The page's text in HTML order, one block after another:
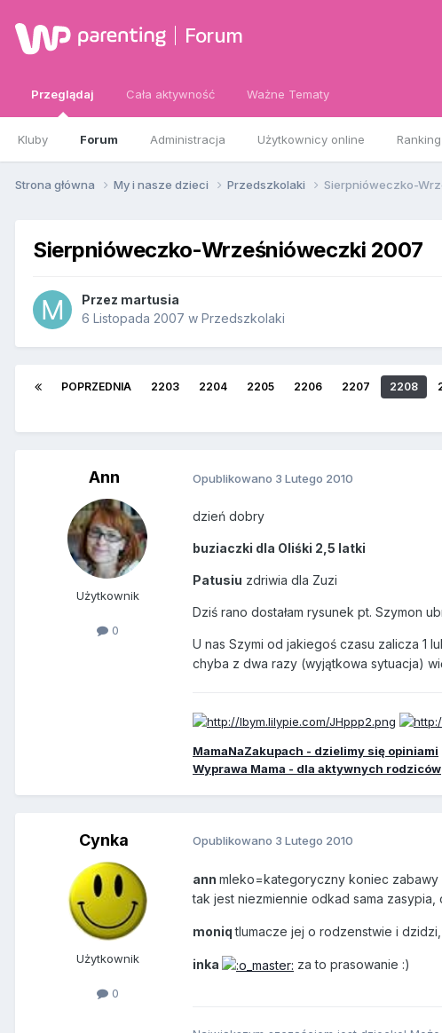
Forum
Przeglądaj
Kluby Forum Administracja Użytkownicy online Ranking
Cała aktywność Ważne Tematy
Strona główna My i nasze dzieci Przedszkolaki Sierpnióweczko-
Sierpnióweczko-Wrześnióweczki 2007
Przez martusia
6 Listopada 2007 w Przedszkolaki
POPRZEDNIA 2203 2204 2205 2206 2207 2208
Ann
Użytkownik
0
Opublikowano 3 Lutego 2010
dzień dobry
buziaczki dla Oliśki 2,5 latki
Patusiu zdriwia dla Zuzi
Dziś rano dostałam rysunek pt. Szymon
U nas Szymi od jakiegoś czasu zalicza 1
chyba z dwa razy (wyjątkowa sytuacja)
MamaNaZakupach - dzielimy się opiniami
Wyprawa Mama - dla aktywnych rodziców
Cynka
Użytkownik
0
Opublikowano 3 Lutego 2010
ann mleko=kategoryczny koniec
tak jest niezmiennie odkad sama
moniqtlumacze jej o rodzenstwie i
inka za to prasowanie :)